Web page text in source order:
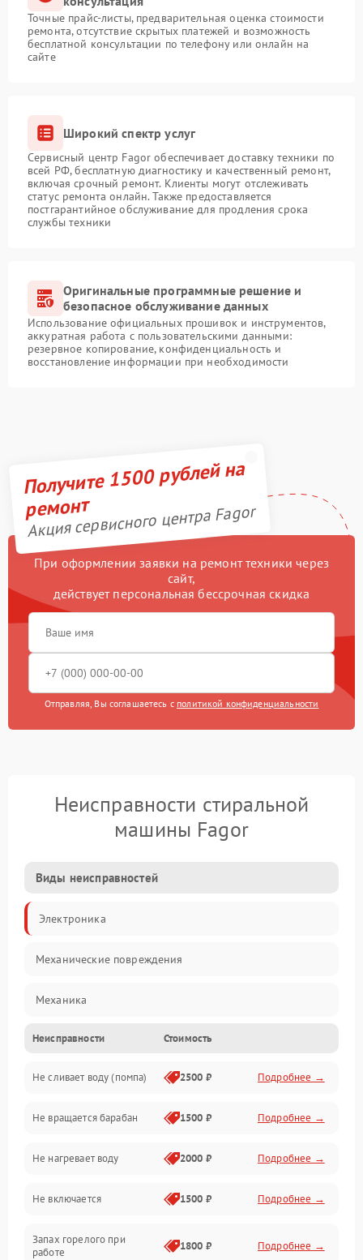
Точные прайс-листы, предварительная оценка стоимости
ремонта, отсутствие скрытых платежей и возможность
бесплатной консультации по телефону или онлайн на
сайте
Широкий спектр услуг
Сервисный центр Fagor обеспечивает доставку техники по
всей РФ, бесплатную диагностику и качественный ремонт,
включая срочный ремонт. Клиенты могут отслеживать
статус ремонта онлайн. Также предоставляется
постгарантийное обслуживание для продления срока
службы техники
Оригинальные программные решение и
безопасное обслуживание данных
Использование официальных прошивок и инструментов,
аккуратная работа с пользовательскими данными:
резервное копирование, конфиденциальность и
восстановление информации при необходимости
Получите 1500 рублей на
ремонт
Акция сервисного центра Fagor
При оформлении заявки на ремонт техники через
сайт,
действует персональная бессрочная скидка
Отправляя, Вы соглашаетесь с политикой конфиденциальности
Неисправности стиральной
машины Fagor
Виды неисправностей
Электроника
Механические повреждения
Механика
Электропитание
Водоснабжение
Слив
Программное обеспечение
Неисправности Стоимость
Не сливает воду (помпа) 2500 ₽ Подробнее →
Не вращается барабан 1500 ₽ Подробнее →
Не нагревает воду 2000 ₽ Подробнее →
Не включается 1500 ₽ Подробнее →
Запах горелого при
работе
1800 ₽ Подробнее →